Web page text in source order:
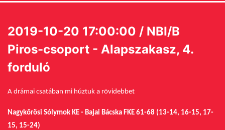
2019-10-20 17:00:00 / NBI/B
Piros-csoport - Alapszakasz, 4.
forduló
A drámai csatában mi húztuk a rövidebbet
Nagykőrösi Sólymok KE - Bajai Bácska FKE 61-68 (13-14, 16-15, 17-
15, 15-24)